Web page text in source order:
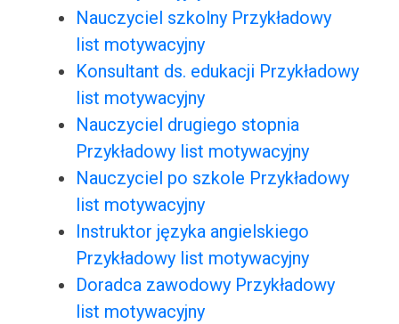
Nauczyciel szkolny Przykładowy
list motywacyjny
Konsultant ds. edukacji Przykładowy
list motywacyjny
Nauczyciel drugiego stopnia
Przykładowy list motywacyjny
Nauczyciel po szkole Przykładowy
list motywacyjny
Instruktor języka angielskiego
Przykładowy list motywacyjny
Doradca zawodowy Przykładowy
list motywacyjny